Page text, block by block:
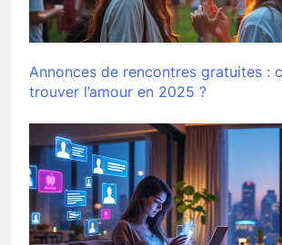
Annonces de rencontres gratuites :
trouver l’amour en 2025 ?